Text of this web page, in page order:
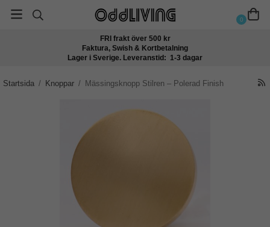
0
FRI frakt över 500 kr
Faktura, Swish & Kortbetalning
Lager i Sverige. Leveranstid: 1-3 dagar
Startsida / Knoppar / Mässingsknopp Stilren – Polerad Finish